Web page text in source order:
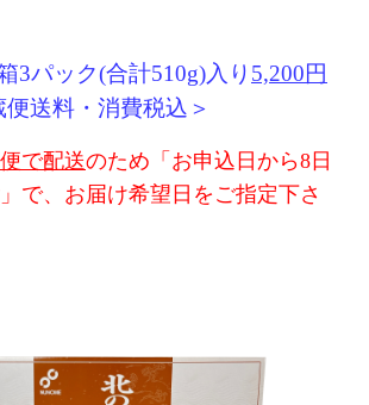
3パック(合計510g)入り 5,200円
便送料・消費税込＞
で配送のため「お申込日から8日
で、お届け希望日をご指定下さ